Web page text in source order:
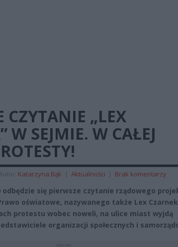
CZYTANIE „LEX
W SEJMIE. W CAŁEJ
Katarzyna Bąk | Aktualności | Brak komentarzy
odbędzie się pierwsze czytanie rządowego
oświatowe, nazywanego także Lex
protestu wobec noweli, na ulice miast wyjdą
organizacji społecznych i